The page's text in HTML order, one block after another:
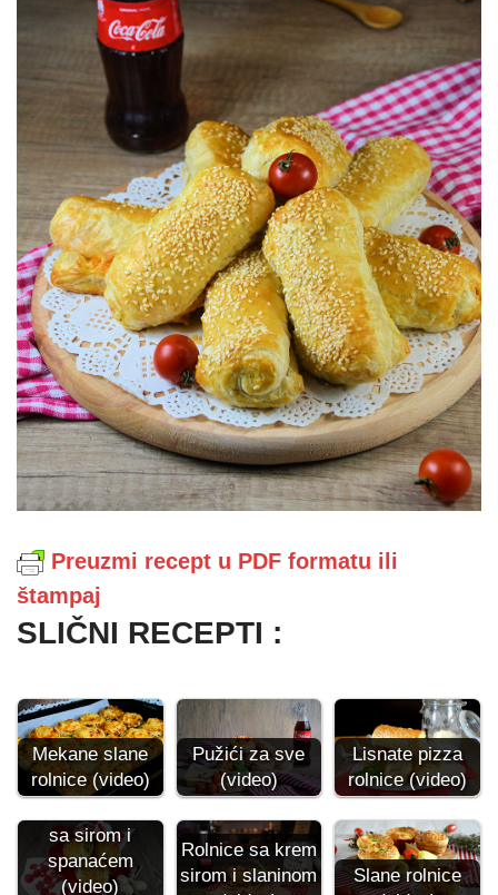
Preuzmi recept u PDF formatu ili
štampaj
SLIČNI RECEPTI :
Mekane slane
rolnice (video)
Pužići za sve
(video)
Lisnate pizza
rolnice (video)
sa sirom i
spanaćem
(video)
Rolnice sa krem
sirom i slaninom
Slane rolnice